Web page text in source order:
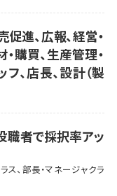
促進、広報、経営・
購買、生産管理・
、店長、設計（製
者で採択率アッ
ス、部長・マネージャクラ